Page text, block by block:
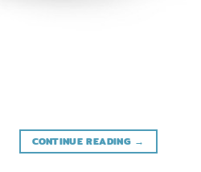
CONTINUE READING →